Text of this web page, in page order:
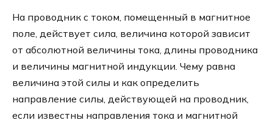
На проводник с током, помещенный в магнитное
поле, действует сила, величина которой зависит
от абсолютной величины тока, длины проводника
и величины магнитной индукции. Чему равна
величина этой силы и как определить
направление силы, действующей на проводник,
если известны направления тока и магнитной